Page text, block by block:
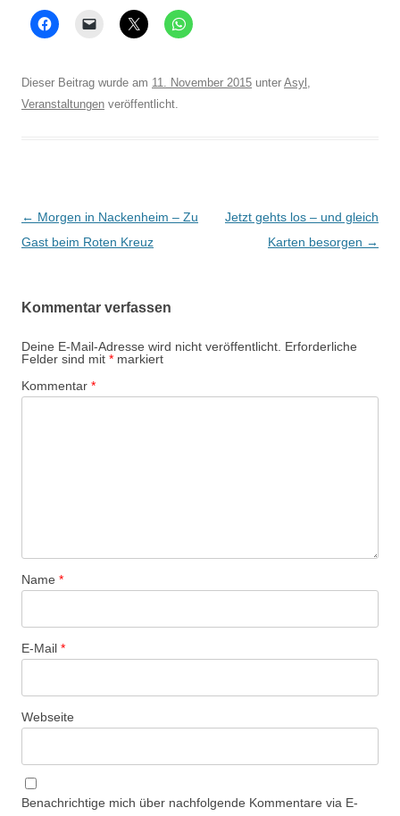
Dieser Beitrag wurde am 11. November 2015 unter Asyl ,
Veranstaltungen veröffentlicht.
Beitrags-
Navigation
← Morgen in Nackenheim – Zu
Gast beim Roten Kreuz
Jetzt gehts los – und gleich
Karten besorgen →
Kommentar verfassen
Deine E-Mail-Adresse wird nicht veröffentlicht. Erforderliche
Felder sind mit * markiert
Kommentar *
Name *
E-Mail *
Webseite
Benachrichtige mich über nachfolgende Kommentare via E-